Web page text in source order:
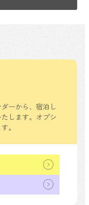
ーから、 宿泊し
します。 オプシ
。